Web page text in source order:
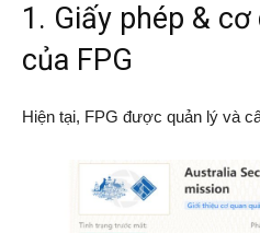
1. Giấy phép &
của FPG
Hiện tại, FPG được quản lý và